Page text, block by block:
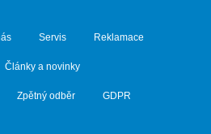
Servis Reklamace
Články a novinky
Zpětný odběr GDPR